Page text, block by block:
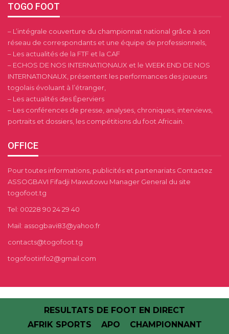
TOGO FOOT
– L’intégrale couverture du championnat national grâce à son
réseau de correspondants et une équipe de professionnels,
– Les actualités de la FTF et la CAF
– ECHOS DE NOS INTERNATIONAUX et le WEEK END DE NOS
INTERNATIONAUX, présentent les performances des joueurs
togolais évoluant à l’étranger,
– Les actualités des Éperviers
– Les conférences de presse, analyses, chroniques, interviews,
portraits et dossiers, les compétitions du foot Africain.
OFFICE
Pour toutes informations, publicités et partenariats Contactez
ASSOGBAVI Fifadji Mawutowu Manager General du site
togofoot.tg
Tel: 00228 90 24 29 40
Mail: assogbavi83@yahoo.fr
contacts@togofoot.tg
togofootinfo2@gmail.com
RESULTATS DE FOOT EN DIRECT
AFRIK SPORTS
APO CHAMPIONNANT